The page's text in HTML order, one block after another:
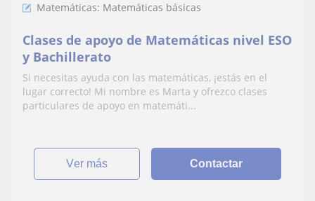
Matemáticas: Matemáticas básicas
Clases de apoyo de Matemáticas nivel ESO
y Bachillerato
Si necesitas ayuda con las matemáticas, ¡estás en el
lugar correcto! Mi nombre es Marta y ofrezco clases
particulares de apoyo en matemáti...
ver más Contactar